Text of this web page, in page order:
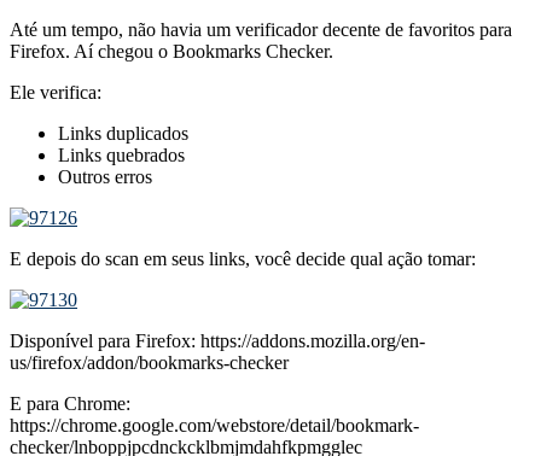
Até um tempo, não havia um verificador decente de favoritos para
Firefox. Aí chegou o Bookmarks Checker.
Ele verifica:
Links duplicados
Links quebrados
Outros erros
E depois do scan em seus links, você decide qual ação tomar:
Disponível para Firefox: https://addons.mozilla.org/en-
us/firefox/addon/bookmarks-checker
E para Chrome:
https://chrome.google.com/webstore/detail/bookmark-
checker/lnboppjpcdnckcklbmjmdahfkpmgglec